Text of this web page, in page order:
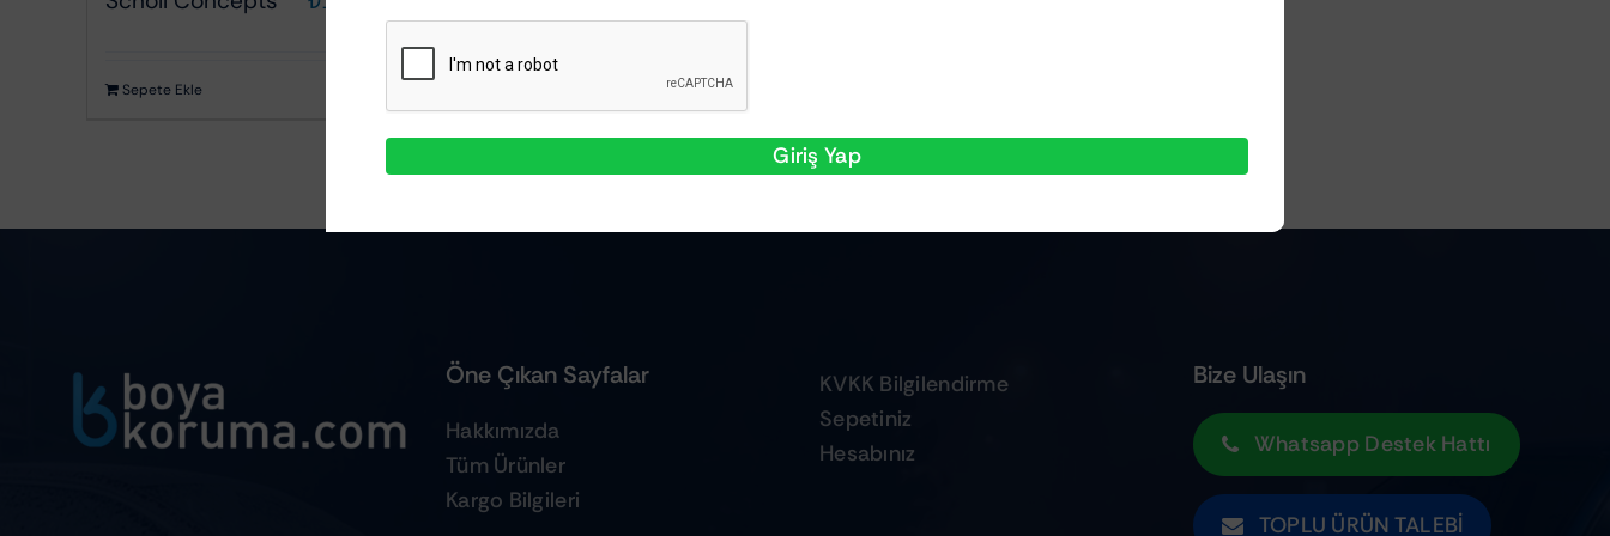
Kumaş Döşeme Temizleyiciler
Sepete Ekle
Öne Çıkan Sayfalar
Hakkımızda
Tüm Ürünler
Kargo Bilgileri
KVKK Bilgilendirme
Sepetiniz
Hesabınız
Bize Ulaşın
Whatsapp Destek Hattı
TOPLU ÜRÜN TALEBI
Giriş Yap